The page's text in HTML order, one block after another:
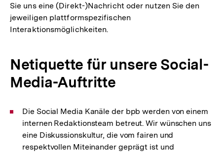
Sie uns eine (Direkt-)Nachricht oder nutzen Sie den
jeweiligen plattformspezifischen
Interaktionsmöglichkeiten.
Netiquette für unsere Social-
Media-Auftritte
Die Social Media Kanäle der bpb werden von einem
internen Redaktionsteam betreut. Wir wünschen uns
eine Diskussionskultur, die vom fairen und
respektvollen Miteinander geprägt ist und